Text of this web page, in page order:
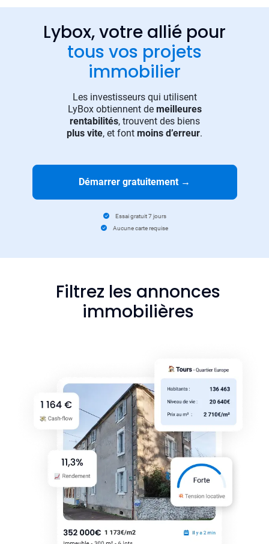
Lybox, votre allié pour
tous vos projets
immobilier
Les investisseurs qui utilisent
LyBox obtiennent de meilleures
rentabilités, trouvent des biens
plus vite, et font moins d’erreur.
Démarrer gratuitement →
Essai gratuit 7 jours
Aucune carte requise
Filtrez les annonces
immobilières